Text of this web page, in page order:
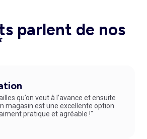
parlent de nos
qu’on veut à l’avance et ensuite
magasin est une excellente option.
pratique et agréable !"